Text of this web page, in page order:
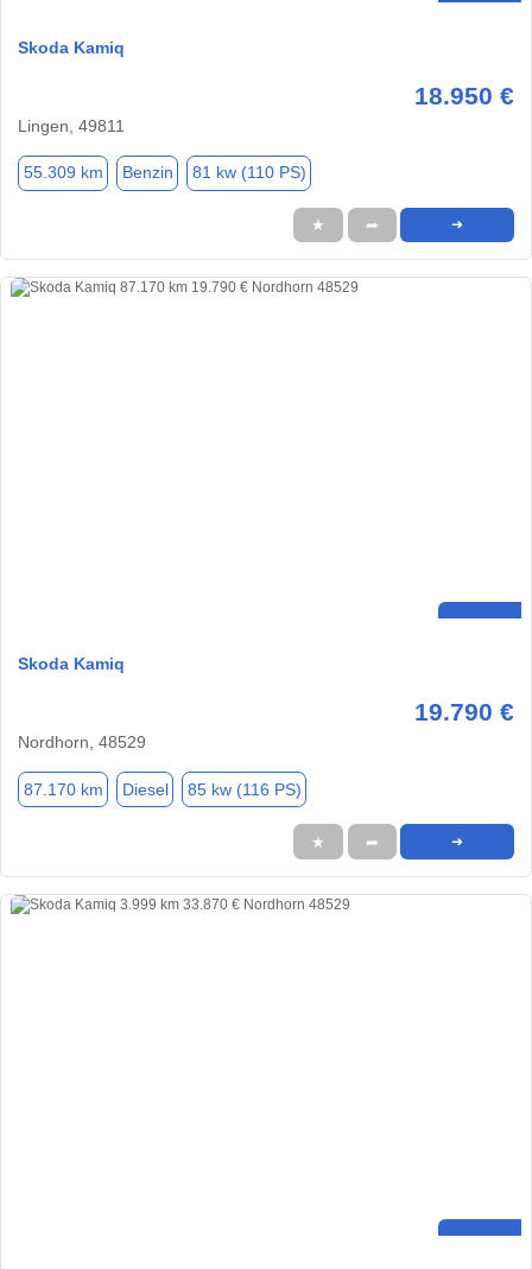
Skoda Kamiq
18.950 €
Lingen, 49811
55.309 km Benzin 81 kw (110 PS)
★ ➦ ➜
Skoda Kamiq
19.790 €
Nordhorn, 48529
87.170 km Diesel 85 kw (116 PS)
★ ➦ ➜